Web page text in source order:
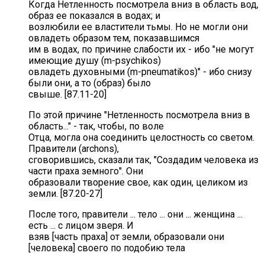
Когда Нетленность посмотрела вниз в область вод,
образ ее показался в водах; и
возлюбили ее властители тьмы. Но не могли они
овладеть образом тем, показавшимся
им в водах, по причине слабости их - ибо "не могут
имеющие душу (m-psychikos)
овладеть духовными (m-pneumatikos)" - ибо снизу
были они, а то (образ) было
свыше. [87.11-20]
По этой причине "Нетленность посмотрела вниз в
область..." - так, чтобы, по воле
Отца, могла она соединить целостность со светом.
Правители (archons),
сговорившись, сказали так, "Создадим человека из
части праха земного". Они
образовали творение свое, как один, целиком из
земли. [87.20-27]
После того, правители ... тело ... они ... женщина ...
есть ... с лицом зверя. И
взяв [часть праха] от земли, образовали они
[человека] своего по подобию тела